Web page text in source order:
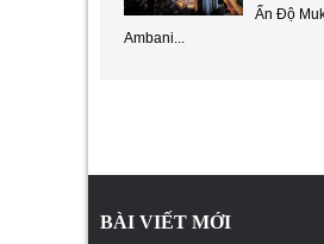
Ấn Độ
Ambani...
BÀI VIẾT MỚI